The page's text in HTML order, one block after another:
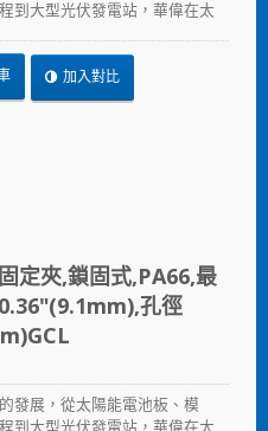
到大型光伏發電站，華偉在太
，提供兼顧品質與價格的解決
裝時間、採用更可靠的PA12原
下表現出色，延長產品使用壽
加入對比
定夾,鎖固式,PA66,最
孔徑
發展，從太陽能電池板、模
到大型光伏發電站，華偉在太